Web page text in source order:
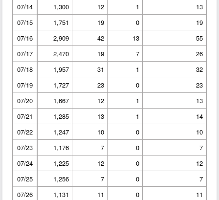
07/14
1,300 12 1
13
07/15
1,751 19 0
19
07/16
2,909 42 13
55
07/17
2,470 19 7
26
07/18
1,957 31 1
32
07/19
1,727 23 0
23
07/20
1,667 12 1
13
07/21
1,285 13 1
14
07/22
1,247 10 0
10
07/23
1,176 7 0
7
07/24
1,225 12 0
12
07/25
1,256 7 0
7
07/26
1,131 11 0
11